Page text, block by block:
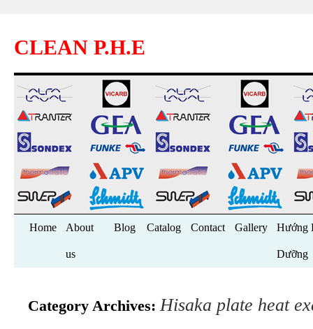
CLEAN P.H.E
Skip
Home About
us
Blog Catalog Contact Gallery Hướng
Dưỡng
Category Archives:Hisaka plate heat